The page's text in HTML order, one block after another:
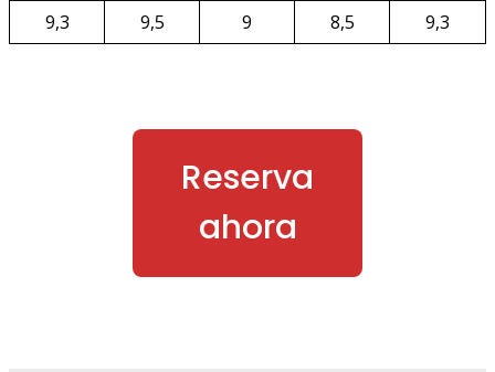
9,3
9,5 9 8,5 9,3
Reserva
ahora